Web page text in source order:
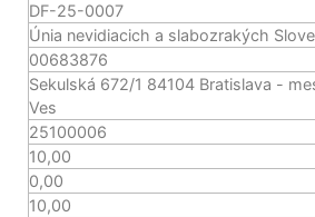
DF-25-0007
Únia nevidiacich a slabozrakých
00683876
Sekulská 672/1 84104 Bratislava -
Ves
25100006
10,00
0,00
10,00